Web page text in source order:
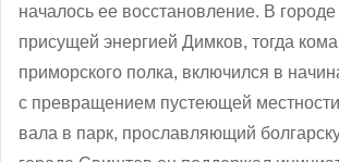
началось ее восстановление. В
присущей энергией Димков, тогда
приморского полка, включился в
с превращением пустеющей
вала в парк, прославляющий